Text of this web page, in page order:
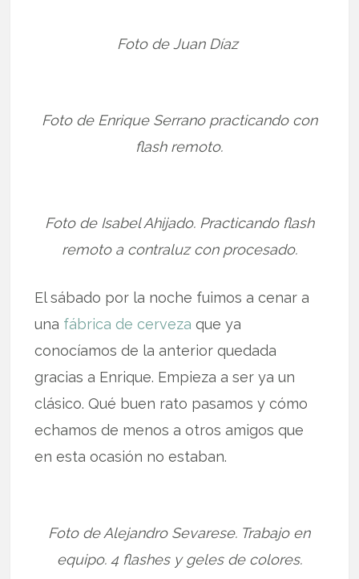
Foto de Juan Díaz
Foto de Enrique Serrano practicando con
flash remoto.
Foto de Isabel Ahijado. Practicando flash
remoto a contraluz con procesado.
El sábado por la noche fuimos a cenar a
una fábrica de cerveza que ya
conocíamos de la anterior quedada
gracias a Enrique. Empieza a ser ya un
clásico. Qué buen rato pasamos y cómo
echamos de menos a otros amigos que
en esta ocasión no estaban.
Foto de Alejandro Sevarese. Trabajo en
equipo. 4 flashes y geles de colores.